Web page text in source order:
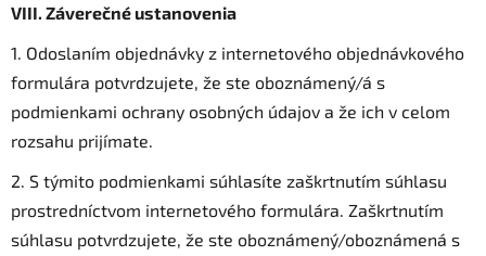
VIII. Záverečné ustanovenia
1. Odoslaním objednávky z internetového objednávkového
formulára potvrdzujete, že ste oboznámený/á s
podmienkami ochrany osobných údajov a že ich v celom
rozsahu prijímate.
2. S týmito podmienkami súhlasíte zaškrtnutím súhlasu
prostredníctvom internetového formulára. Zaškrtnutím
súhlasu potvrdzujete, že ste oboznámený/oboznámená s